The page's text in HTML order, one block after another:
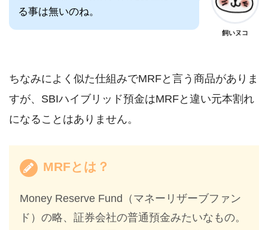
る事は無いのね。
飼いヌコ
ちなみによく似た仕組みでMRFと言う商品がありま
すが、SBIハイブリッド預金はMRFと違い元本割れ
になることはありません。
MRFとは？
Money Reserve Fund（マネーリザーブファン
ド）の略、証券会社の普通預金みたいなもの。